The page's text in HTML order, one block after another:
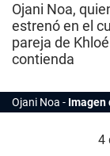
Ojani Noa,
estrenó en el
pareja de
contienda
Ojani Noa Imagen
4